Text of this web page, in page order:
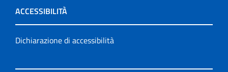
ACCESSIBILITÀ
Dichiarazione di accessibilità